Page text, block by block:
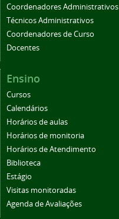
Coordenadores Administrativos
Técnicos Administrativos
Coordenadores de Curso
Docentes
Ensino
Cursos
Calendários
Horários de aulas
Horários de monitoria
Horários de Atendimento
Biblioteca
Estágio
Visitas monitoradas
Agenda de Avaliações